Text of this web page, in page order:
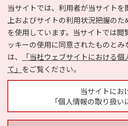
当サイトでは、利用者が当サイト
上およびサイトの利用状況把握のた
を使用しています。当サイトでは閲
ッキーの使用に同意されたものとみ
は、
「当社ウェブサイトにおける
て」 をご覧ください。
当サイトにお
「個人情報の取り扱
e-NAVITA（イーナビタ）とは？ お
利用規約
個人情報の取り扱いに
サイトマップ
広告掲載に関